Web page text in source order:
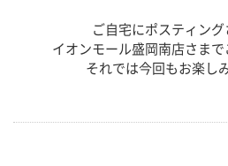
ご自宅にポスティン
イオンモール盛岡南店さまで
それでは今回もお楽し